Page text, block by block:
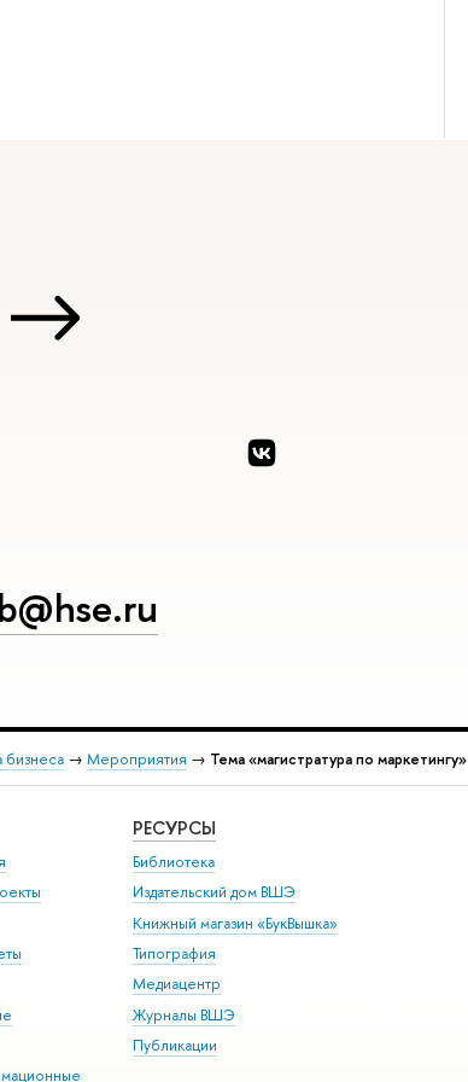
бизнеса→ Мероприятия → Тема «магистратура по маркетингу»
РЕСУРСЫ
Библиотека
Издательский дом ВШЭ
Книжный магазин «БукВышка»
Типография
Медиацентр
Журналы ВШЭ
Публикации